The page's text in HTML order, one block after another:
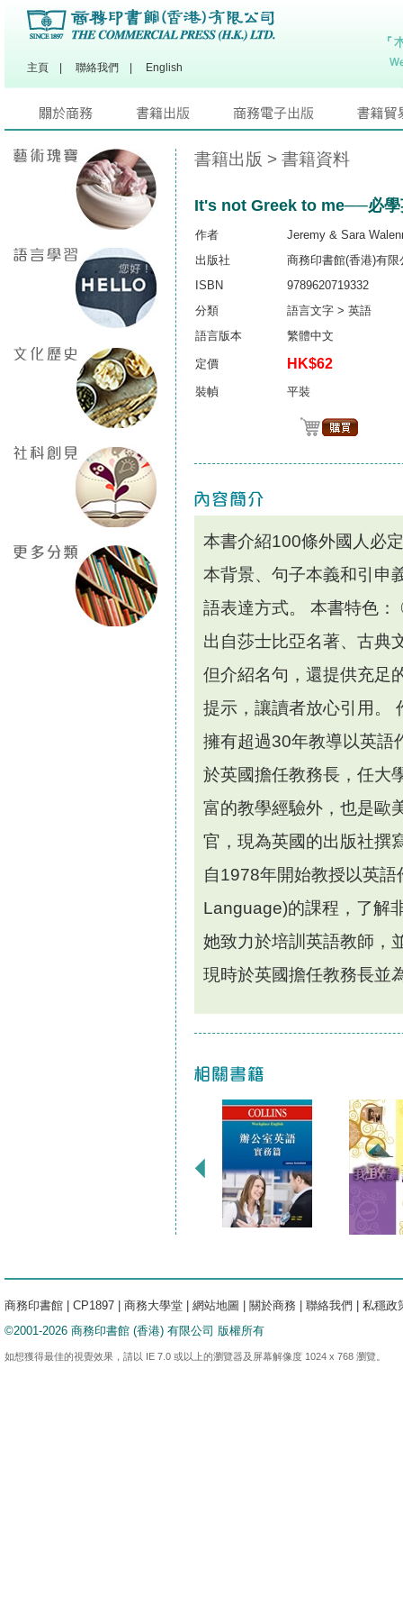
主頁 聯絡我們 English
書籍出版 > 書籍資料
It's not Greek to me──必學
作者
Jeremy & Sara
出版社
商務印書館(香港)有限
ISBN
9789620719332
分類
語言文字 > 英語
語言版本
繁體中文
定價 HK$62
裝幀 平裝
本書介紹100條外國人必
本背景、句子本義和引申
語表達方式。 本書特色
出自莎士比亞名著、古典
但介紹名句，還提供充足
提示，讓讀者放心引用。
擁有超過30年教導以英語
於英國擔任教務長，任大
富的教學經驗外，也是歐
官，現為英國的出版社撰
自1978年開始教授以英
Language)的課程，了解
她致力於培訓英語教師，
現時於英國擔任教務長並
商務印書館 CP1897 商務大學堂 網站地圖 關於商務 聯絡我們
私穩政
©2001-2026 商務印書館 (香港) 有限公司 版權所有
如想獲得最佳的視覺效果，請以 IE 7.0 或以上的瀏覽器及屏幕解像度 1024 x 768 瀏覽。